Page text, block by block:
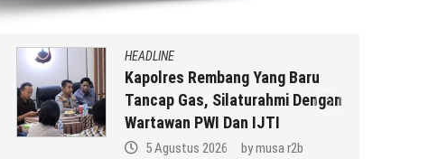
HEADLINE
Kapolres Rembang Yang Baru
Tancap Gas, Silaturahmi Dengan
Wartawan PWI Dan IJTI
5 Agustus 2026 bymusa r2b